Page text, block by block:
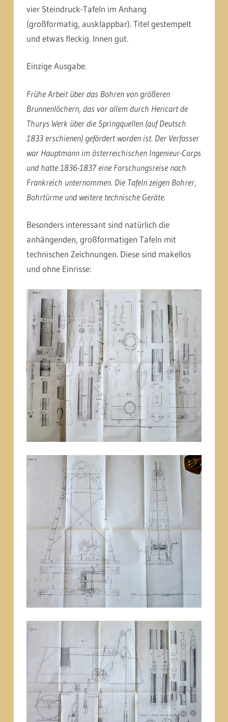
vier Steindruck-Tafeln im Anhang
(großformatig, ausklappbar). Titel gestempelt
und etwas fleckig. Innen gut.
Einzige Ausgabe.
Frühe Arbeit über das Bohren von größeren
Brunnenlöchern, das vor allem durch Hericart de
Thurys Werk über die Springquellen (auf Deutsch
1833 erschienen) gefördert worden ist. Der Verfasser
war Hauptmann im österreichischen Ingenieur-Corps
und hatte 1836-1837 eine Forschungsreise nach
Frankreich unternommen. Die Tafeln zeigen Bohrer,
Bohrtürme und weitere technische Geräte.
Besonders interessant sind natürlich die
anhängenden, großformatigen Tafeln mit
technischen Zeichnungen. Diese sind makellos
und ohne Einrisse: